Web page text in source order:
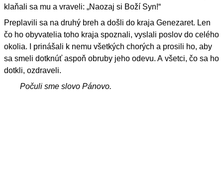
klaňali sa mu a vraveli: „Naozaj si Boží Syn!“
Preplavili sa na druhý breh a došli do kraja Genezaret. Len
čo ho obyvatelia toho kraja spoznali, vyslali poslov do celého
okolia. I prinášali k nemu všetkých chorých a prosili ho, aby
sa smeli dotknúť aspoň obruby jeho odevu. A všetci, čo sa ho
dotkli, ozdraveli.
Počuli sme slovo Pánovo.